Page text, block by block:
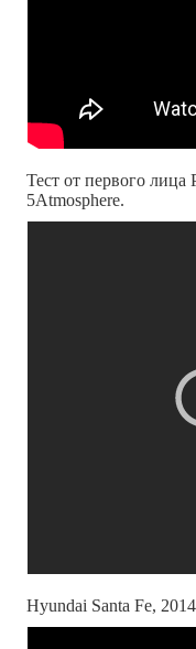
Тест от первого
5Atmosphere.
Hyundai Santa Fe,